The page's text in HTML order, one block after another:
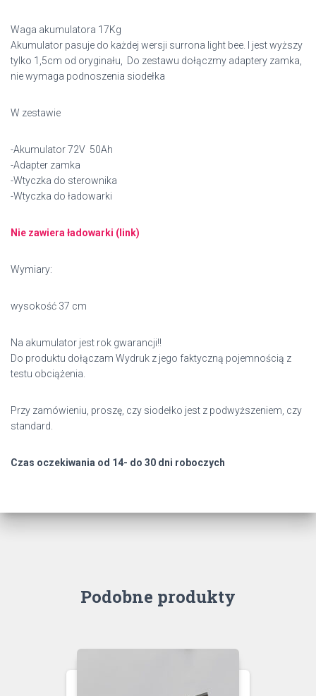
Waga akumulatora 17Kg
Akumulator pasuje do każdej wersji surrona light bee. I jest wyższy
tylko 1,5cm od oryginału, Do zestawu dołączmy adaptery zamka,
nie wymaga podnoszenia siodełka
W zestawie
-Akumulator72V 50Ah
-Adapter zamka
-Wtyczka do sterownika
-Wtyczka do ładowarki
Nie zawiera ładowarki (link)
Wymiary:
wysokość 37 cm
Na akumulator jest rok gwarancji!!
Do produktu dołączam Wydruk z jego faktyczną pojemnością z
testu obciążenia.
Przy zamówieniu, proszę, czy siodełko jest z podwyższeniem, czy
standard.
Czas oczekiwania od 14- do 30 dni roboczych
Podobne produkty